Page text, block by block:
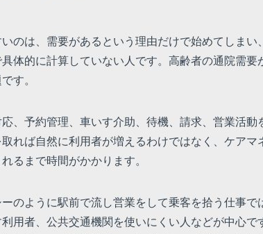
のは、需要があるという理由だけで始めてしまい
体的に計算していない人です。高齢者の通院需要
す。
、予約管理、車いす介助、待機、請求、営業活動
れば自然に利用者が増えるわけではなく、ケア
るまで時間がかかります。
のように駅前で流し営業をして乗客を拾う仕事で
用者、公共交通機関を使いにくい人などが中心で